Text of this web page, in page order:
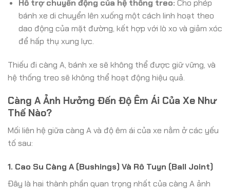
Hỗ trợ chuyển động của hệ thống treo: Cho phép
bánh xe di chuyển lên xuống một cách linh hoạt theo
dao động của mặt đường, kết hợp với lò xo và giảm xóc
để hấp thụ xung lực.
Thiếu đi càng A, bánh xe sẽ không thể được giữ vững, và
hệ thống treo sẽ không thể hoạt động hiệu quả.
Càng A Ảnh Hưởng Đến Độ Êm Ái Của Xe Như
Thế Nào?
Mối liên hệ giữa càng A và độ êm ái của xe nằm ở các yếu
tố sau:
1. Cao Su Càng A (Bushings) Và Rô Tuyn (Ball Joint)
Đây là hai thành phần quan trọng nhất của càng A ảnh